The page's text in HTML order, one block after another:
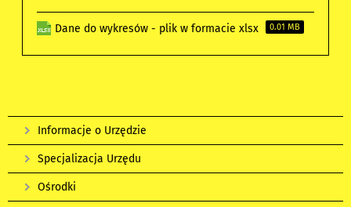
Dane do wykresów - plik w formacie xlsx 0.01 MB
Informacje o Urzędzie
Specjalizacja Urzędu
Ośrodki